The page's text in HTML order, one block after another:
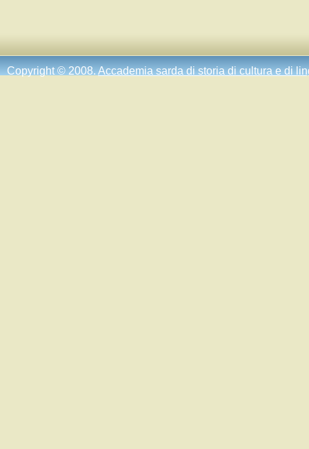
Copyright © 2008.Accademia sarda di storia di cultura e di